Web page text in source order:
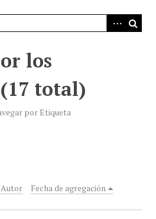
los
total)
por Etiqueta
Autor Fecha de agregación